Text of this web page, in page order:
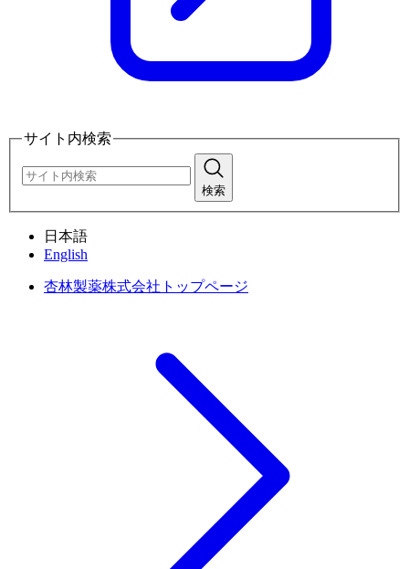
サイト内検索
検索
日本語
English
杏林製薬株式会社トップページ